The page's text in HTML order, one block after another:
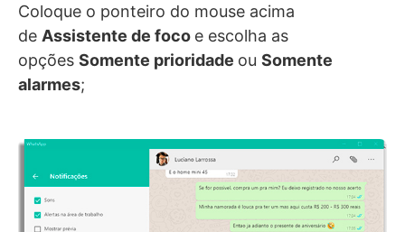
Coloque o ponteiro do mouse acima
de Assistente de foco e escolha as
opções Somente prioridade ou Somente
alarmes;